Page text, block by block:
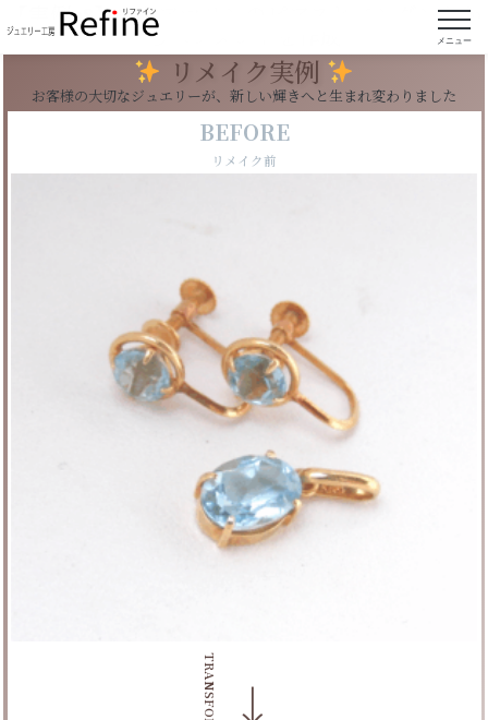
メニュー
【実例98】アクアマリンのピアスとペンダントか
らペンダントを作成
リメイク実例
お客様の大切なジュエリーが、新しい輝きへと生まれ変わりました
BEFORE
リメイク前
→
TRANSFORM